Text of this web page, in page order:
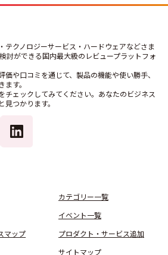
テクノロジーサービス・ハードウェアなどさま
討ができる国内最大級のレビュープラットフォ
や口コミを通じて、製品の機能や使い勝手、
す。
チェックしてみてください。あなたのビジネス
つかります。
カテゴリー一覧
イベント一覧
マップ
プロダクト・サービス追加
サイトマップ